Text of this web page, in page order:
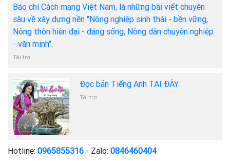
Báo chí Cách mạng Việt Nam, là những bài viết chuyên
sâu về xây dựng nền "Nông nghiệp sinh thái - bền vững,
Nông thôn hiện đại - đáng sống, Nông dân chuyên nghiệp
- văn minh".
Tài trợ
Đọc bản Tiếng Anh TẠI ĐÂY
Tài trợ
Hotline: 0965855316 - Zalo: 0846460404